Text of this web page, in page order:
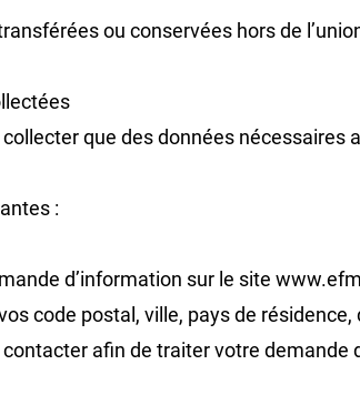
ou conservées hors de
que des données
:
d’information sur le site
code postal, ville, pays de
afin de traiter votre demande